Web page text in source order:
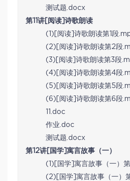
测试题.docx
第11讲[阅读]诗歌朗读
(1)[阅读]诗歌朗读第1段
(2)[阅读]诗歌朗读第2段
(3)[阅读]诗歌朗读第3段
(4)[阅读]诗歌朗读第4段
(5)[阅读]诗歌朗读第5段
(6)[阅读]诗歌朗读第6段
11.doc
作业.doc
测试题.docx
第12讲[国学]寓言故事（一）
(1)[国学]寓言故事（一）
(2)[国学]寓言故事（一）